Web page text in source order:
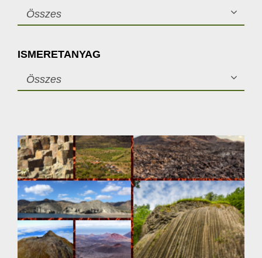
Összes
ISMERETANYAG
Összes